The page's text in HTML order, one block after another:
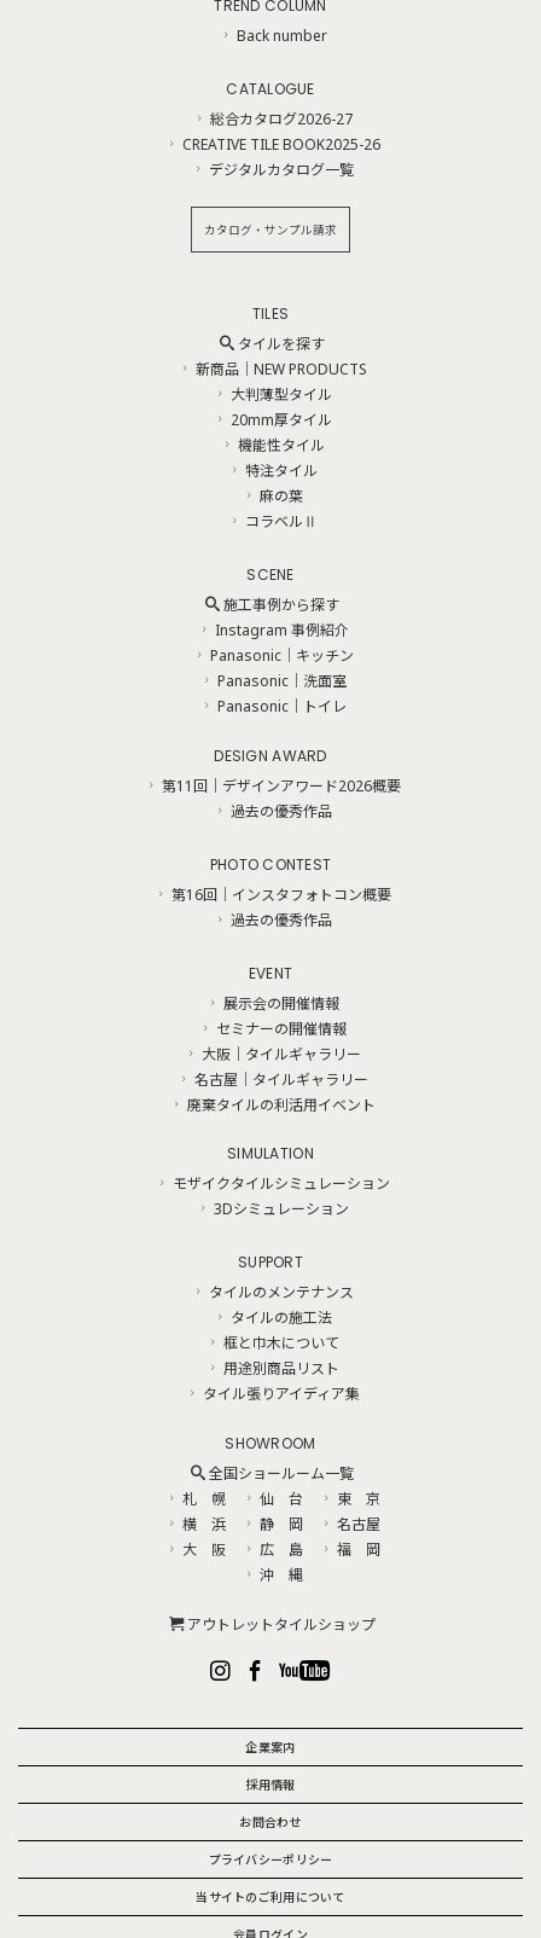
TREND COLUMN
Back number
CATALOGUE
総合カタログ2026-27
CREATIVE TILE BOOK2025-26
デジタルカタログ一覧
カタログ・サンプル請求
TILES
タイルを探す
新商品｜NEW PRODUCTS
大判薄型タイル
20mm厚タイル
機能性タイル
特注タイル
麻の葉
コラベルⅡ
SCENE
施工事例から探す
Instagram 事例紹介
Panasonic｜キッチン
Panasonic｜洗面室
Panasonic｜トイレ
DESIGN AWARD
第11回｜デザインアワード2026概要
過去の優秀作品
PHOTO CONTEST
第16回｜インスタフォトコン概要
過去の優秀作品
EVENT
展示会の開催情報
セミナーの開催情報
大阪｜タイルギャラリー
名古屋｜タイルギャラリー
廃棄タイルの利活用イベント
SIMULATION
モザイクタイルシミュレーション
3Dシミュレーション
SUPPORT
タイルのメンテナンス
タイルの施工法
框と巾木について
用途別商品リスト
タイル張りアイディア集
SHOWROOM
全国ショールーム一覧
札 幌
仙 台
東 京
横 浜
静 岡
名古屋
大 阪
広 島
福 岡
沖 縄
アウトレットタイルショップ
企業案内
採用情報
お問合わせ
プライバシーポリシー
当サイトのご利用について
会員ログイン